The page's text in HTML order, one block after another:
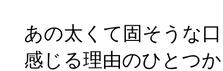
あの太くて固そうな
感じる理由のひとつ